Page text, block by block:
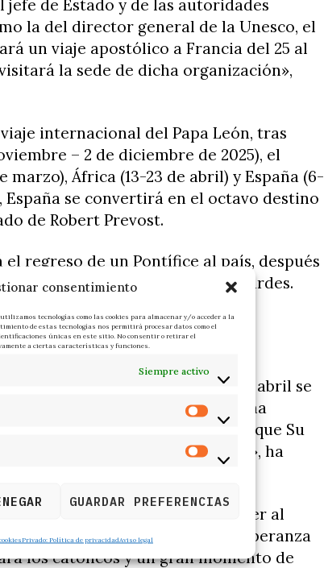
consentimiento
tecnologías como las cookies para almacenar y/o acceder a la
de estas tecnologías nos permitirá procesar datos como el
únicas en este sitio. No consentir o retirar el
a ciertas características y funciones.
Siempre activo
GUARDAR PREFERENCIAS
Privado: Política de privacidadAviso legal
de Estado y de las autoridades
la del director general de la Unesco, el
un viaje apostólico a Francia del 25 al
la sede de dicha organización»,
internacional del Papa León, tras
– 2 de diciembre de 2025), el
marzo), África (13-23 de abril) y España (6-
España se convertirá en el octavo destino
de Robert Prevost.
regreso de un Pontífice al país, después
XVI acudiese a París y Lourdes.
XIV visite la sede de la Unesco.
Macron, que el pasado 10 de abril se
Apostólico del Vaticano, ha
sociales. «Nos alegramos de que Su
confirmado su viaje a Francia», ha
un honor» para Francia acoger al
como «un gran momento de esperanza
los católicos y un gran momento de